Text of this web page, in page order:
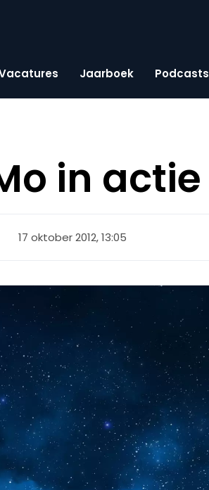
Jaarboek Podcasts
in actie
17 oktober 2012, 13:05